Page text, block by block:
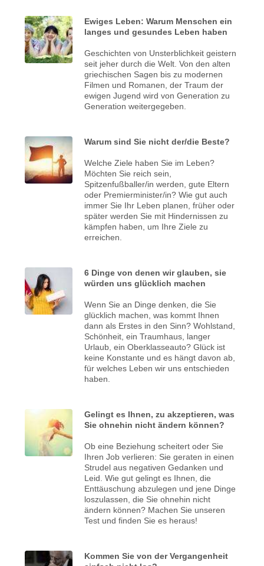
Ewiges Leben: Warum Menschen ein
langes und gesundes Leben haben
Geschichten von Unsterblichkeit geistern
seit jeher durch die Welt. Von den alten
griechischen Sagen bis zu modernen
Filmen und Romanen, der Traum der
ewigen Jugend wird von Generation zu
Generation weitergegeben.
Warum sind Sie nicht der/die Beste?
Welche Ziele haben Sie im Leben?
Möchten Sie reich sein,
Spitzenfußballer/in werden, gute Eltern
oder Premierminister/in? Wie gut auch
immer Sie Ihr Leben planen, früher oder
später werden Sie mit Hindernissen zu
kämpfen haben, um Ihre Ziele zu
erreichen.
6 Dinge von denen wir glauben, sie
würden uns glücklich machen
Wenn Sie an Dinge denken, die Sie
glücklich machen, was kommt Ihnen
dann als Erstes in den Sinn? Wohlstand,
Schönheit, ein Traumhaus, langer
Urlaub, ein Oberklasseauto? Glück ist
keine Konstante und es hängt davon ab,
für welches Leben wir uns entschieden
haben.
Gelingt es Ihnen, zu akzeptieren, was
Sie ohnehin nicht ändern können?
Ob eine Beziehung scheitert oder Sie
Ihren Job verlieren: Sie geraten in einen
Strudel aus negativen Gedanken und
Leid. Wie gut gelingt es Ihnen, die
Enttäuschung abzulegen und jene Dinge
loszulassen, die Sie ohnehin nicht
ändern können? Machen Sie unseren
Test und finden Sie es heraus!
Kommen Sie von der Vergangenheit